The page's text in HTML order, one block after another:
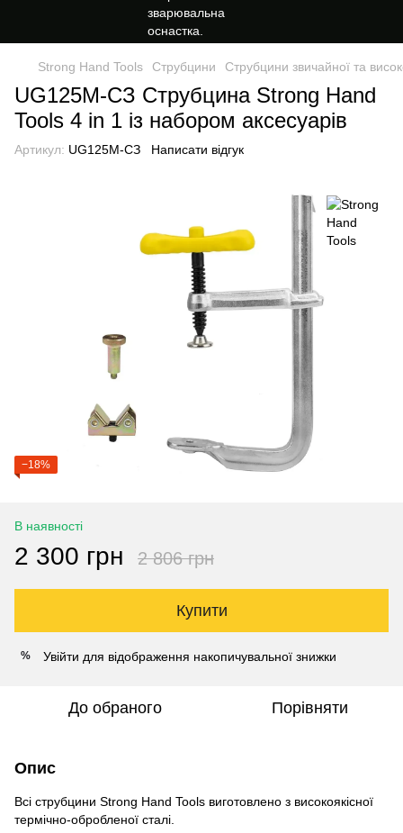
Strong Hand Tools Струбцини Струбцини звичайної та
UG125М-СЗ Струбцина Strong Hand
Tools 4 in 1 із набором аксесуарів
Артикул: UG125М-СЗ Написати відгук
−18%
В наявності
2 300 грн 2 806 грн
Купити
% Увійти для відображення накопичувальної знижки
До обраного Порівняти
Опис
Всі струбцини Strong Hand Tools виготовлено з високоякісної
термічно-обробленої сталі.